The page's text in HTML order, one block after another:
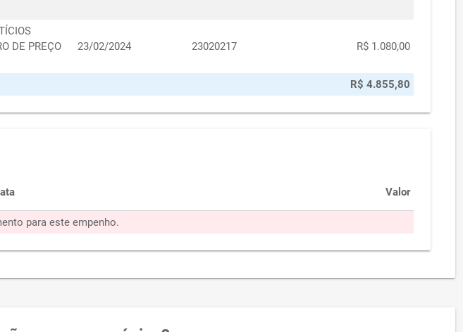
DE PREÇO
23/02/2024 23020217 R$ 1.080,00
R$ 4.855,80
Valor
para este empenho.